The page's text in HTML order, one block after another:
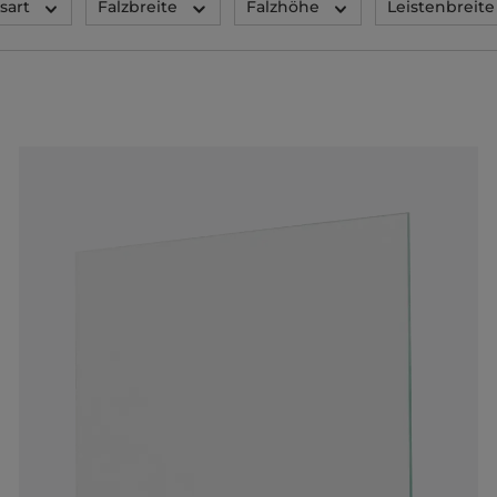
Falzbreite Falzhöhe Leistenbreite